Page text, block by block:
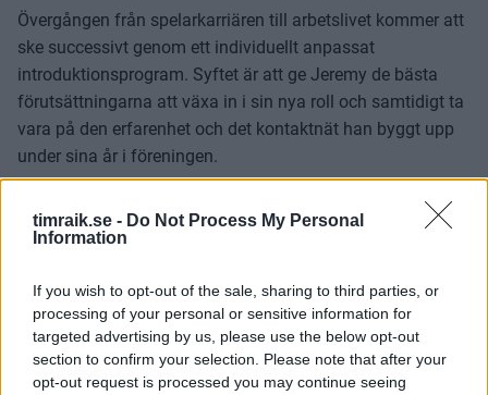
timraik.se - Do Not Process My Personal
Information
If you wish to opt-out of the sale, sharing to third parties, or
processing of your personal or sensitive information for
targeted advertising by us, please use the below opt-out
section to confirm your selection. Please note that after your
opt-out request is processed you may continue seeing
Övergången från spelarkarriären till arbetslivet kommer att
ske successivt genom ett individuellt anpassat
introduktionsprogram. Syftet är att ge Jeremy de bästa
förutsättningarna att växa in i sin nya roll och samtidigt ta
vara på den erfarenhet och det kontaktnät han byggt upp
under sina år i föreningen.
I sitt nya uppdrag kommer Jeremy bland annat att arbeta
nära klubbens partners, bidra i Teamsters samhällsarbete
ungdomsverksamhet. Hans erfarenheter från elitidrotten,
tillsammans med hans starka relation till föreningen och
människorna runt den, gör honom till en naturlig
ambassadör för Timrå IK.